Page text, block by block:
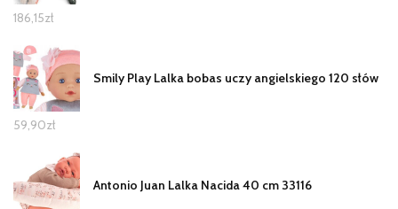
186,15zł
Smily Play Lalka bobas uczy angielskiego 120 słów
59,90zł
Antonio Juan Lalka Nacida 40 cm 33116